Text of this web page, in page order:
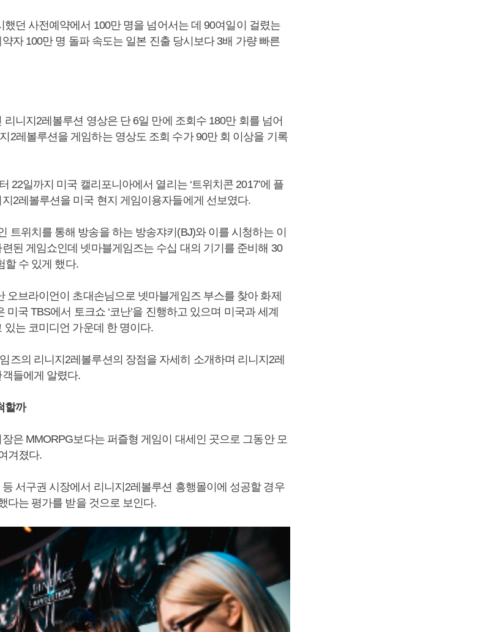
던 사전예약에서 100만 명을 넘어서는 데 90여일이 걸렸는
자 100만 명 돌파 속도는 일본 진출 당시보다 3배 가량 빠른
니지2레볼루션 영상은 단 6일 만에 조회수 180만 회를 넘어
2레볼루션을 게임하는 영상도 조회 수가 90만 회 이상을 기록
22일까지 미국 캘리포니아에서 열리는 ‘트위치콘 2017’에 플
2레볼루션을 미국 현지 게임이용자들에게 선보였다.
트위치를 통해 방송을 하는 방송쟈키(BJ)와 이를 시청하는 이
된 게임쇼인데 넷마블게임즈는 수십 대의 기기를 준비해 30
할 수 있게 했다.
오브라이언이 초대손님으로 넷마블게임즈 부스를 찾아 화제
국 TBS에서 토크쇼 ‘코난’을 진행하고 있으며 미국과 세계
는 코미디언 가운데 한 명이다.
즈의 리니지2레볼루션의 장점을 자세히 소개하며 리니지2레
들에게 알렸다.
할까
은 MMORPG보다는 퍼즐형 게임이 대세인 곳으로 그동안 모
겨졌다.
서구권 시장에서 리니지2레볼루션 흥행몰이에 성공할 경우
다는 평가를 받을 것으로 보인다.